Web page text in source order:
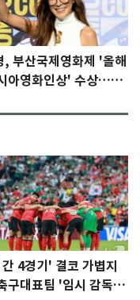
, 부산국제영화제 '올해
아영화인상' 수상…15
4경기' 결코 가볍지
구대표팀 '임시 감독'